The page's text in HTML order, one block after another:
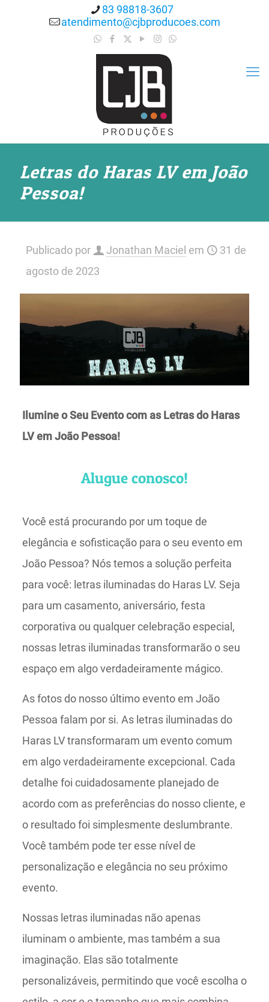
83 98818-3607
atendimento@cjbproducoes.com
Letras do Haras LV em João
Pessoa!
Publicado por Jonathan Maciel em
31 de
agosto de 2023
Ilumine o Seu Evento com as Letras do Haras
LV em João Pessoa!
Alugue conosco!
Você está procurando por um toque de
elegância e sofisticação para o seu evento em
João Pessoa? Nós temos a solução perfeita
para você: letras iluminadas do Haras LV. Seja
para um casamento, aniversário, festa
corporativa ou qualquer celebração especial,
nossas letras iluminadas transformarão o seu
espaço em algo verdadeiramente mágico.
As fotos do nosso último evento em João
Pessoa falam por si. As letras iluminadas do
Haras LV transformaram um evento comum
em algo verdadeiramente excepcional. Cada
detalhe foi cuidadosamente planejado de
acordo com as preferências do nosso cliente, e
o resultado foi simplesmente deslumbrante.
Você também pode ter esse nível de
personalização e elegância no seu próximo
evento.
Nossas letras iluminadas não apenas
iluminam o ambiente, mas também a sua
imaginação. Elas são totalmente
personalizáveis, permitindo que você escolha o